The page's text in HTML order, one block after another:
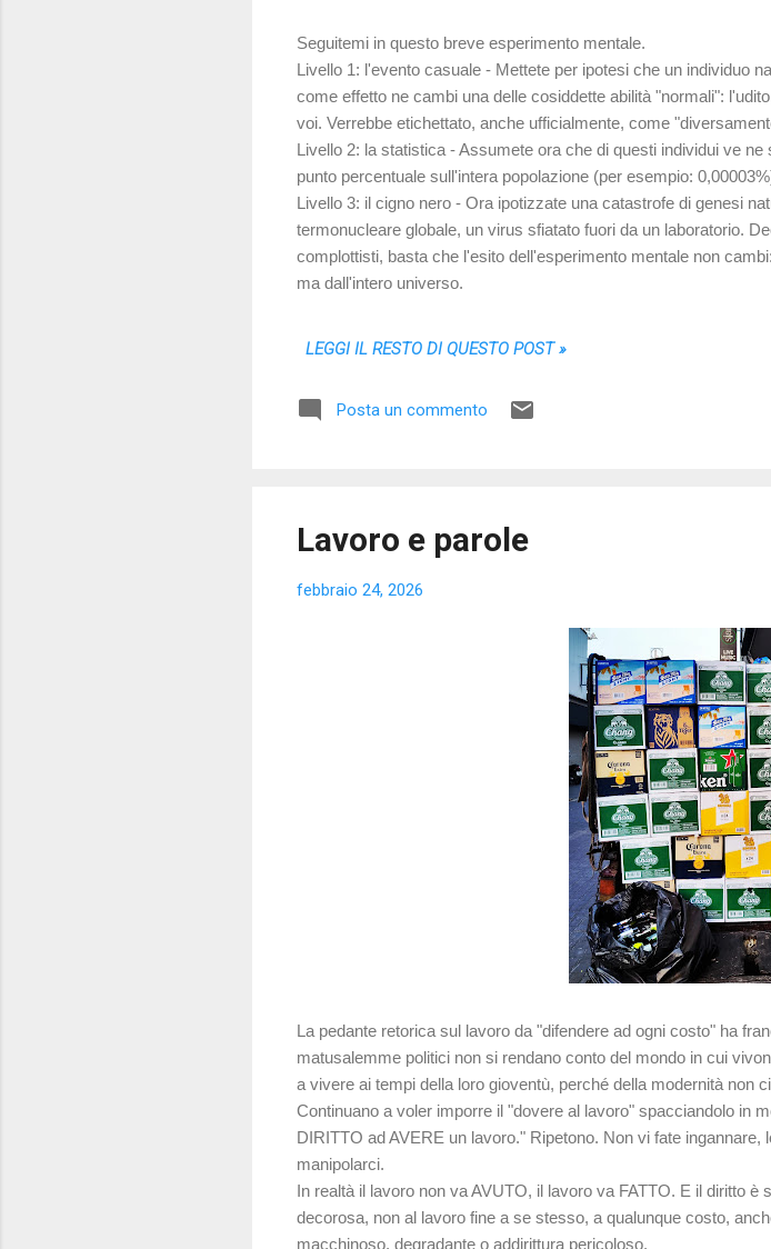
Seguitemi in questo breve esperimento mentale.
Livello 1: l'evento casuale - Mettete per ipotesi che un individuo
come effetto ne cambi una delle cosiddette abilità "normali":
voi. Verrebbe etichettato, anche ufficialmente, come
Livello 2: la statistica - Assumete ora che di questi individui ve
punto percentuale sull'intera popolazione (per esempio:
Livello 3: il cigno nero - Ora ipotizzate una catastrofe di genesi
termonucleare globale, un virus sfiatato fuori da un laboratorio.
complottisti, basta che l'esito dell'esperimento mentale non
ma dall'intero universo.
LEGGI IL RESTO DI QUESTO POST »
Posta un commento
Lavoro e parole
febbraio 24, 2026
La pedante retorica sul lavoro da "difendere ad ogni costo" ha
matusalemme politici non si rendano conto del mondo in cui
a vivere ai tempi della loro gioventù, perché della modernità non
Continuano a voler imporre il "dovere al lavoro" spacciandolo in
DIRITTO ad AVERE un lavoro." Ripetono. Non vi fate
manipolarci.
In realtà il lavoro non va AVUTO, il lavoro va FATTO. E il diritto
decorosa, non al lavoro fine a se stesso, a qualunque costo,
macchinoso, degradante o addirittura pericoloso.